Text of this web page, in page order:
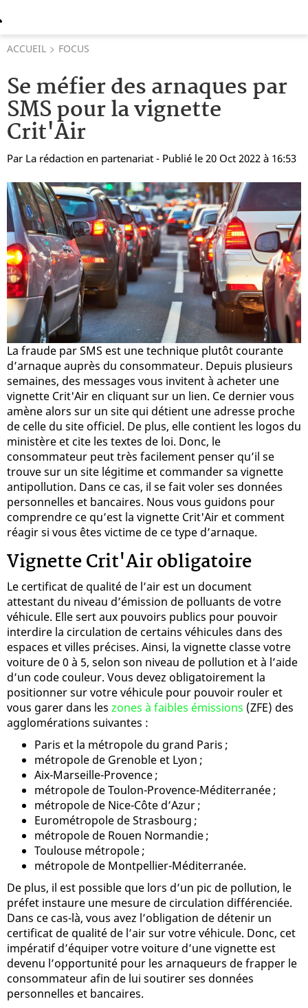
ACCUEIL FOCUS
Se méfier des arnaques par
SMS pour la vignette
Crit'Air
Par La rédaction en partenariat - Publié le 20 Oct 2022 à 16:53
La fraude par SMS est une technique plutôt courante
d’arnaque auprès du consommateur. Depuis plusieurs
semaines, des messages vous invitent à acheter une
vignette Crit'Air en cliquant sur un lien. Ce dernier vous
amène alors sur un site qui détient une adresse proche
de celle du site officiel. De plus, elle contient les logos du
ministère et cite les textes de loi. Donc, le
consommateur peut très facilement penser qu’il se
trouve sur un site légitime et commander sa vignette
antipollution. Dans ce cas, il se fait voler ses données
personnelles et bancaires. Nous vous guidons pour
comprendre ce qu’est la vignette Crit'Air et comment
réagir si vous êtes victime de ce type d’arnaque.
Vignette Crit'Air obligatoire
Le certificat de qualité de l’air est un document
attestant du niveau d’émission de polluants de votre
véhicule. Elle sert aux pouvoirs publics pour pouvoir
interdire la circulation de certains véhicules dans des
espaces et villes précises. Ainsi, la vignette classe votre
voiture de 0 à 5, selon son niveau de pollution et à l’aide
d’un code couleur. Vous devez obligatoirement la
positionner sur votre véhicule pour pouvoir rouler et
vous garer dans les zones à faibles émissions (ZFE) des
agglomérations suivantes :
Paris et la métropole du grand Paris ;
métropole de Grenoble et Lyon ;
Aix-Marseille-Provence ;
métropole de Toulon-Provence-Méditerranée ;
métropole de Nice-Côte d’Azur ;
Eurométropole de Strasbourg ;
métropole de Rouen Normandie ;
Toulouse métropole ;
métropole de Montpellier-Méditerranée.
De plus, il est possible que lors d’un pic de pollution, le
préfet instaure une mesure de circulation différenciée.
Dans ce cas-là, vous avez l’obligation de détenir un
certificat de qualité de l’air sur votre véhicule. Donc, cet
impératif d’équiper votre voiture d’une vignette est
devenu l’opportunité pour les arnaqueurs de frapper le
consommateur afin de lui soutirer ses données
personnelles et bancaires.